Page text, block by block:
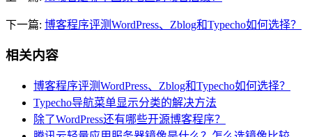
下一篇: 博客程序评测WordPress、Zblog和Typecho如何选择？
相关内容
博客程序评测WordPress、Zblog和Typecho如何选择？
Typecho导航菜单显示分类的解决方法
除了WordPress还有哪些开源博客程序？